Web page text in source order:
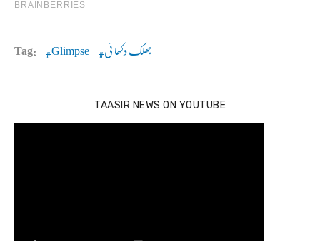
Tag: Glimpse جھلک دکھا ئی
TAASIR NEWS ON YOUTUBE